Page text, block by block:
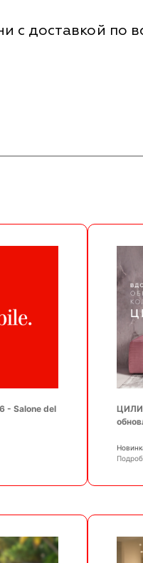
с доставкой по
- Salone del